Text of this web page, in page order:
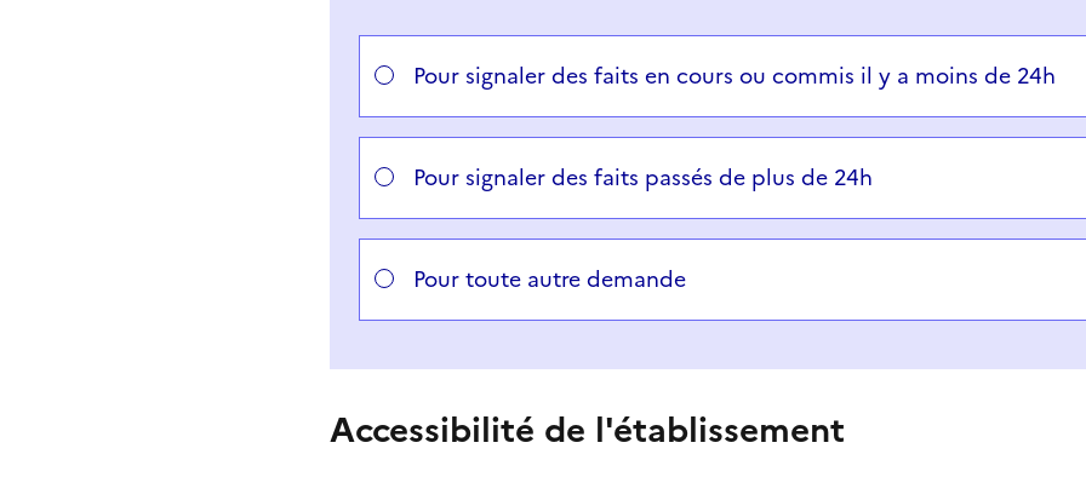
Répondez aux questions successives et les réponses s’afficheront
Vous avez choisi
Pour signaler des faits en cours ou commis il y a moins de 24h
Pour signaler des faits passés de plus de 24h
Pour toute autre demande
Accessibilité de l'établissement